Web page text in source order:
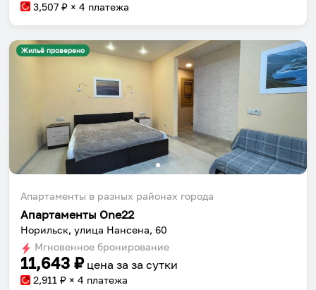
3,507 ₽ × 4 платежа
Жильё проверено
Апартаменты в разных районах города
Апартаменты One22
Норильск, улица Нансена, 60
Мгновенное бронирование
11,643 ₽ цена за за сутки
2,911 ₽ × 4 платежа
Собери путешествие без сложностей
Сохраняй места, повторяй маршруты, находи
компанию и бронируй жильё в одном
приложении.
Установить приложение